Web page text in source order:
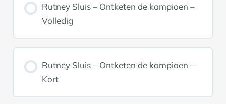
Rutney Sluis – Ontketen de kampioen –
Volledig
Rutney Sluis – Ontketen de kampioen –
Kort